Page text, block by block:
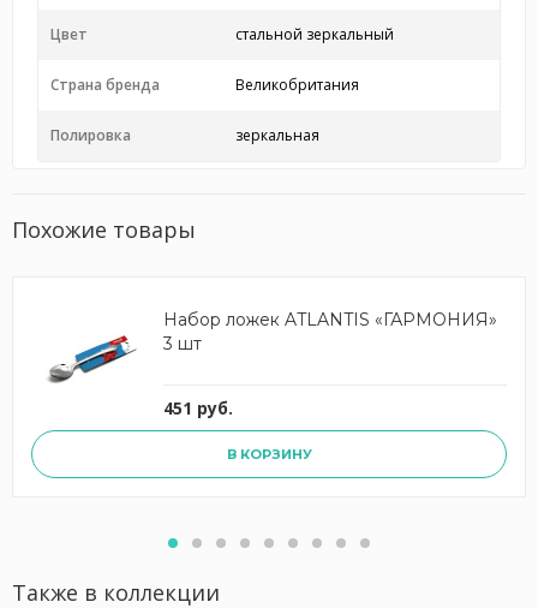
Цвет стальной зеркальный
Страна бренда Великобритания
Полировка зеркальная
Похожие товары
Набор ложек ATLANTIS «ГАРМОНИЯ»
3 шт
451 руб.
В КОРЗИНУ
Также в коллекции